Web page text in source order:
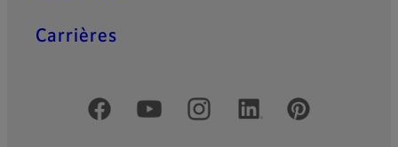
Carrières
Comptes officiels réseaux sociaux